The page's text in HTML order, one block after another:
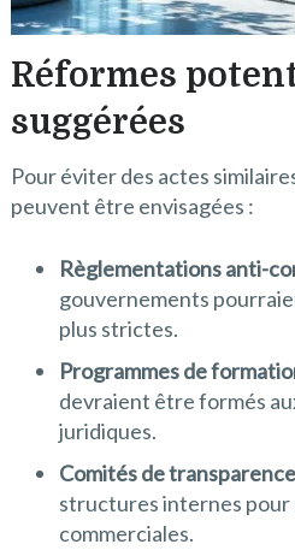
Réformes
suggérées
Pour éviter des actes
peuvent être envisagées :
Règlementations anti-
gouvernements
plus strictes.
Programmes de
devraient être formés
juridiques.
Comités de transparence
structures internes pour
commerciales.